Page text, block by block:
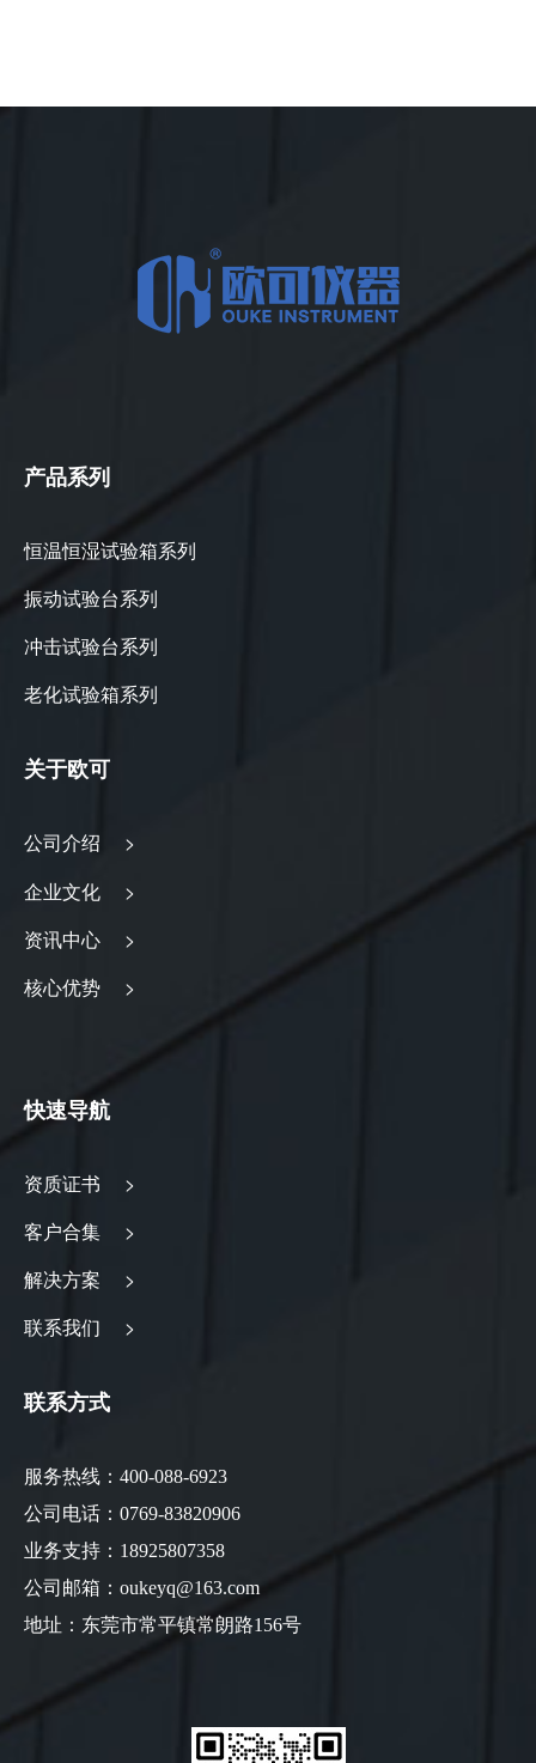
产品系列
恒温恒湿试验箱系列
振动试验台系列
冲击试验台系列
老化试验箱系列
关于欧可
公司介绍 >
企业文化 >
资讯中心 >
核心优势 >
快速导航
资质证书 >
客户合集 >
解决方案 >
联系我们 >
联系方式
服务热线：400-088-6923
公司电话：0769-83820906
业务支持：18925807358
公司邮箱：oukeyq@163.com
地址：东莞市常平镇常朗路156号